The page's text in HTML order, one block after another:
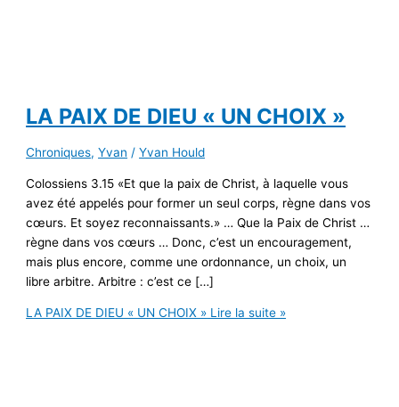
LA PAIX DE DIEU « UN CHOIX »
Chroniques,Yvan /Yvan Hould
Colossiens 3.15 «Et que la paix de Christ, à laquelle vous
avez été appelés pour former un seul corps, règne dans vos
cœurs. Et soyez reconnaissants.» … Que la Paix de Christ …
règne dans vos cœurs … Donc, c’est un encouragement,
mais plus encore, comme une ordonnance, un choix, un
libre arbitre. Arbitre : c’est ce […]
LA PAIX DE DIEU « UN CHOIX » Lire la suite »